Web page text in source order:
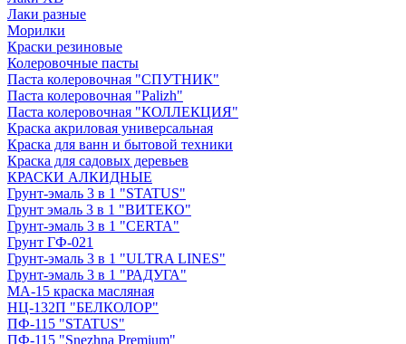
Лаки разные
Морилки
Краски резиновые
Колеровочные пасты
Паста колеровочная "СПУТНИК"
Паста колеровочная "Palizh"
Паста колеровочная "КОЛЛЕКЦИЯ"
Краска акриловая универсальная
Краска для ванн и бытовой техники
Краска для садовых деревьев
КРАСКИ АЛКИДНЫЕ
Грунт-эмаль 3 в 1 "STATUS"
Грунт эмаль 3 в 1 "ВИТЕКО"
Грунт-эмаль 3 в 1 "CERTA"
Грунт ГФ-021
Грунт-эмаль 3 в 1 "ULTRA LINES"
Грунт-эмаль 3 в 1 "РАДУГА"
МА-15 краска масляная
НЦ-132П "БЕЛКОЛОР"
ПФ-115 "STATUS"
ПФ-115 "Snezhna Premium"